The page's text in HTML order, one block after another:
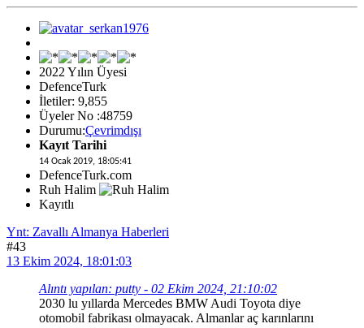
2022 Yılın Üyesi
DefenceTurk
İletiler: 9,855
Üyeler No :48759
Durumu:Çevrimdışı
Kayıt Tarihi
14 Ocak 2019, 18:05:41
DefenceTurk.com
Ruh Halim
Kayıtlı
Ynt: Zavallı Almanya Haberleri
#43
13 Ekim 2024, 18:01:03
Alıntı yapılan: putty - 02 Ekim 2024, 21:10:02
2030 lu yıllarda Mercedes BMW Audi Toyota diye
otomobil fabrikası olmayacak. Almanlar aç karınlarını